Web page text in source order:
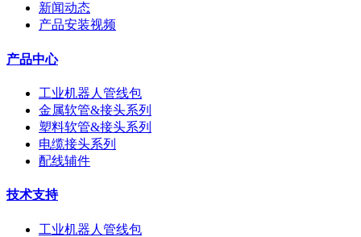
新闻动态
产品安装视频
产品中心
工业机器人管线包
金属软管&接头系列
塑料软管&接头系列
电缆接头系列
配线辅件
技术支持
工业机器人管线包